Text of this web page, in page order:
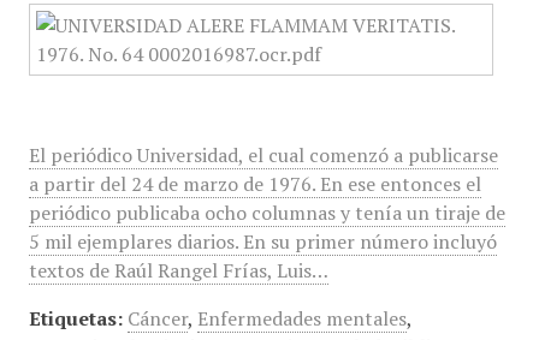
El periódico Universidad, el cual comenzó a publicarse
a partir del 24 de marzo de 1976. En ese entonces el
periódico publicaba ocho columnas y tenía un tiraje de
5 mil ejemplares diarios. En su primer número incluyó
textos de Raúl Rangel Frías, Luis…
Etiquetas: Cáncer, Enfermedades mentales,